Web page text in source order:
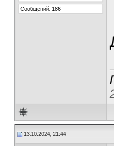
Сообщений: 186
13.10.2024, 21:44